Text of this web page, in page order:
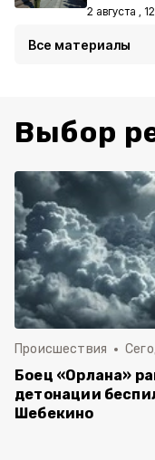
2 августа ,
Все материалы
Выбор
Происшествия
Боец «Орлана»
детонации
Шебекино